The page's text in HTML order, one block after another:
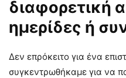
διαφορετική
ημερίδες ή
Δεν επρόκειτο για ένα
συγκεντρωθήκαμε για να